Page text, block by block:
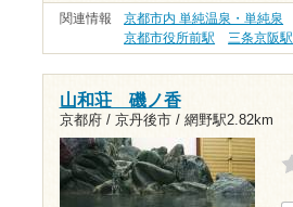
関連情報 京都市内 単純温泉・単純泉
京都市役所前駅
三条京阪駅
山和荘 磯ノ香
京都府 / 京丹後市 / 網野駅2.82km